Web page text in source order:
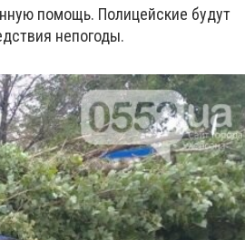
помощь. Полицейские будут
непогоды.